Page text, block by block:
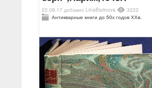
22.08.17 добавил LinaBarinova
3222
Антикварные книги до 50х годов ХХв.